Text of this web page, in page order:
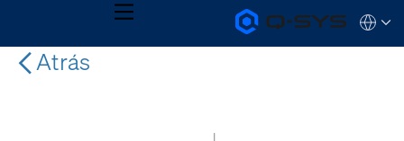
Q-
SYS
MENU
QSYS.com (English)
India (English)
Atrás